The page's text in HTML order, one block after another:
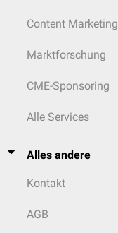
Content Marketing
Marktforschung
CME-Sponsoring
Alle Services
Alles andere
Kontakt
AGB